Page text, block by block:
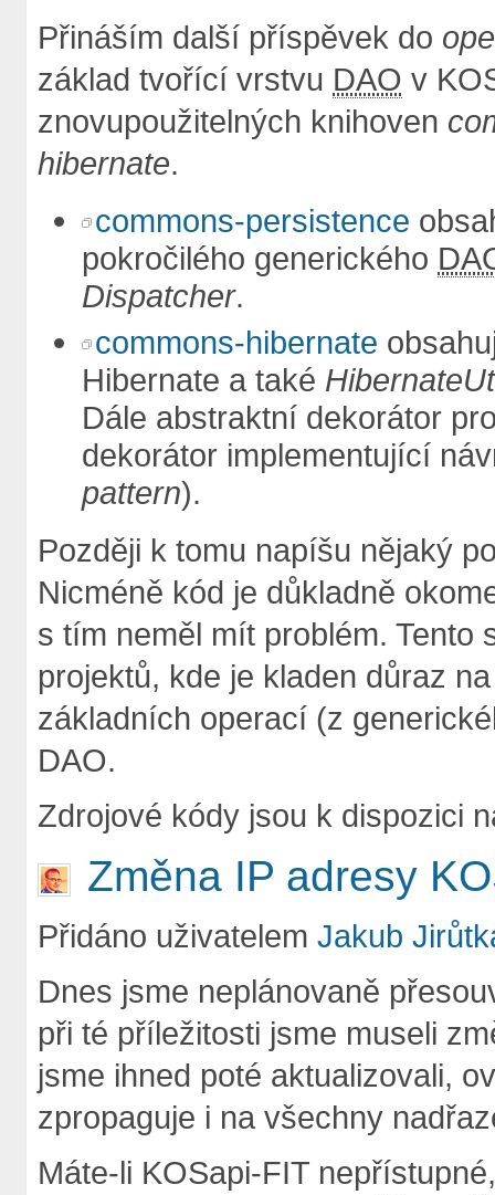
Přináším další příspěvek do
základ tvořící vrstvu DAO v
znovupoužitelných knihoven
hibernate.
commons-persistence
pokročilého generického
Dispatcher.
commons-hibernate
Hibernate a také
Dále abstraktní dekorátor
dekorátor implementující
pattern).
Později k tomu napíšu nějaký
Nicméně kód je důkladně
s tím neměl mít problém.
projektů, kde je kladen důraz
základních operací (z
DAO.
Zdrojové kódy jsou k dispozici
Změna IP adresy
Přidáno uživatelem Jakub
Dnes jsme neplánovaně
při té příležitosti jsme museli
jsme ihned poté aktualizovali,
zpropaguje i na všechny
Máte-li KOSapi-FIT